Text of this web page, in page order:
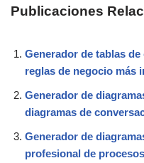
Publicaciones
Generador de tablas
reglas de negocio más
Generador de
diagramas de
Generador de
profesional de